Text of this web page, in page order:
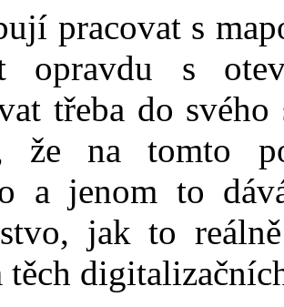
pracovat s
opravdu s
třeba do
že na tomto
a jenom to
jak to
těch